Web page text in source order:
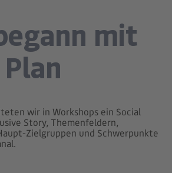
mit
wir in Workshops ein Social
Story, Themenfeldern,
Zielgruppen und Schwerpunkte